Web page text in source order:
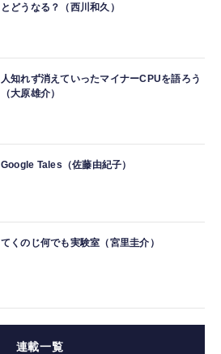
とどうなる？（西川和久）
人知れず消えていったマイナーCPUを語ろう
（大原雄介）
Google Tales（佐藤由紀子）
てくのじ何でも実験室（宮里圭介）
連載一覧